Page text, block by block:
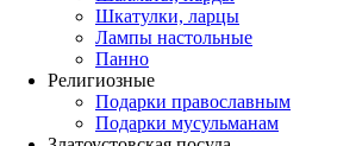
Шкатулки, ларцы
Лампы настольные
Панно
Религиозные
Подарки православным
Подарки мусульманам